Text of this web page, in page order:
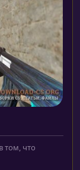
том, что